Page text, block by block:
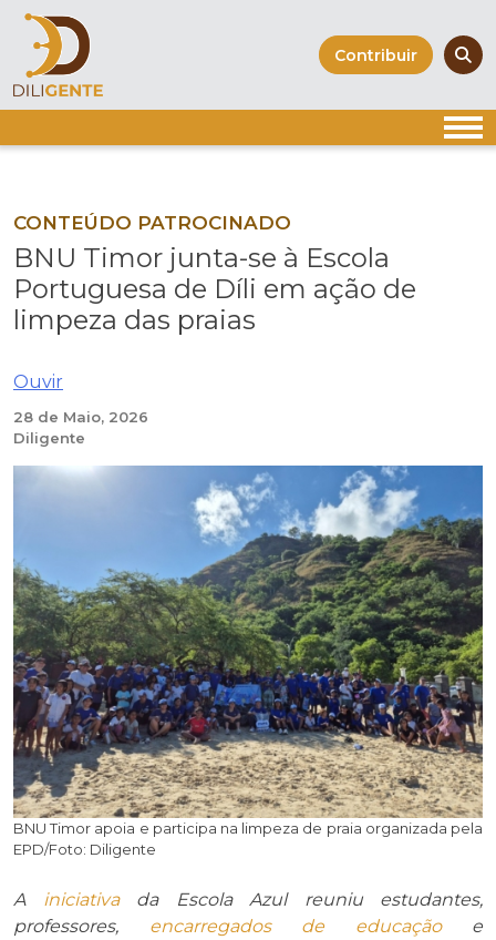
Skip
content
Contribuir
CONTEÚDO PATROCINADO
BNU Timor junta-se à Escola
Portuguesa de Díli em ação de
limpeza das praias
Ouvir
28 de Maio, 2026
Diligente
BNU Timor apoia e participa na limpeza de praia organizada pela
EPD/Foto: Diligente
A iniciativada Escola Azul reuniu estudantes,
professores, encarregados de educaçãoe